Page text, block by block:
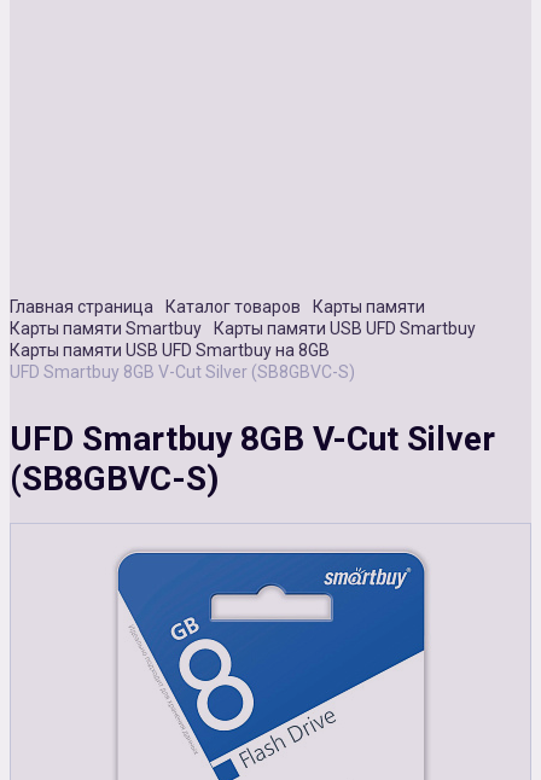
Главная страница Каталог товаров
Карты памяти
Карты памяти Smartbuy
Карты памяти USB UFD Smartbuy
Карты памяти USB UFD Smartbuy на 8GB
UFD Smartbuy 8GB V-Cut Silver (SB8GBVC-S)
UFD Smartbuy 8GB V-Cut Silver
(SB8GBVC-S)